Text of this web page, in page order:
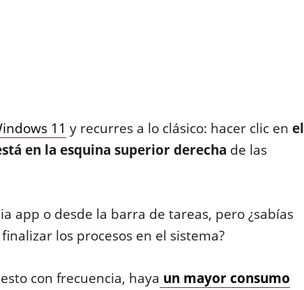
11 y recurres a lo clásico: hacer clic en el
en la esquina superior derecha de las
app o desde la barra de tareas, pero ¿sabías
los procesos en el sistema?
con frecuencia, haya un mayor consumo